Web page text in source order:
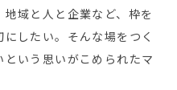
域と人と企業など、枠を
したい。そんな場をつく
いう思いがこめられたマ